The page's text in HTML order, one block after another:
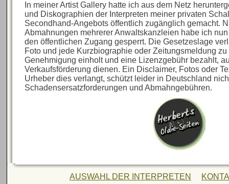
In meiner Artist Gallery hatte ich aus dem Netz
und Diskographien der Interpreten meiner privaten
Secondhand-Angebots öffentlich zugänglich gemacht.
Abmahnungen mehrerer Anwaltskanzleien habe ich
den öffentlichen Zugang gesperrt. Die Gesetzeslage
Foto und jede Kurzbiographie oder Zeitungsmeldung
Genehmigung einholt und eine Lizenzgebühr bezahlt,
Verkaufsförderung dienen. Ein Disclaimer, Fotos oder
Urheber dies verlangt, schützt leider in Deutschland
Schadensersatzforderungen und Abmahngebühren.
AUSWAHL DER INTERPRETEN